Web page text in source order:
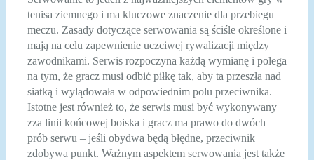
tenisa ziemnego i ma kluczowe znaczenie dla przebiegu
meczu. Zasady dotyczące serwowania są ściśle określone i
mają na celu zapewnienie uczciwej rywalizacji między
zawodnikami. Serwis rozpoczyna każdą wymianę i polega
na tym, że gracz musi odbić piłkę tak, aby ta przeszła nad
siatką i wylądowała w odpowiednim polu przeciwnika.
Istotne jest również to, że serwis musi być wykonywany
zza linii końcowej boiska i gracz ma prawo do dwóch
prób serwu – jeśli obydwa będą błędne, przeciwnik
zdobywa punkt. Ważnym aspektem serwowania jest także